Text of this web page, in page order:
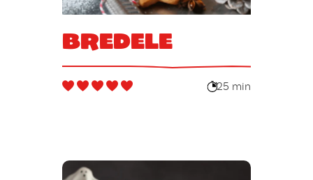
Bredele
25 min